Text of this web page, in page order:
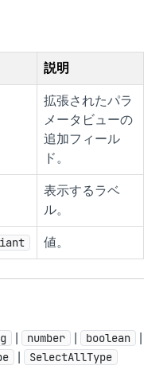
説明
拡張されたパラ
メータビューの
追加フィール
ド。
表示するラベ
ル。
値。
number boolean
SelectAllType